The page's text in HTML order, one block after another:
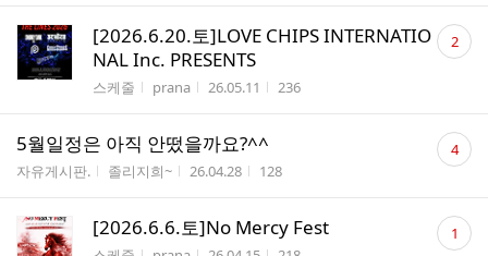
[2026.6.20.토]LOVE CHIPS INTERNATIO
NAL Inc. PRESENTS
게시판명
스케줄 작성자
prana 작성시간
26.05.11 조회수
236
댓
글 2
5월일정은 아직 안떴을까요?^^
게시판명
자유게시판. 작성자
졸리지희~ 작성시간
26.04.28 조회수
128
댓
글 4
[2026.6.6.토]No Mercy Fest
댓
글 1